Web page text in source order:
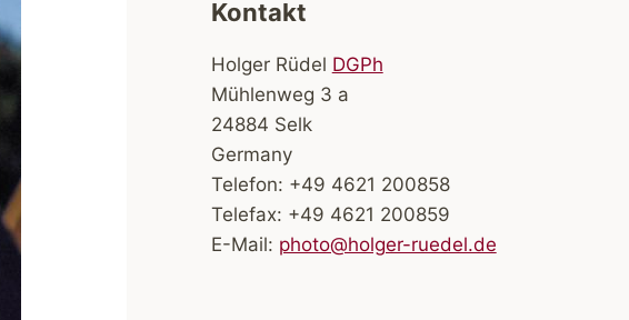
Kontakt
Holger Rüdel DGPh
Mühlenweg 3 a
24884 Selk
Germany
Telefon: +49 4621 200858
Telefax: +49 4621 200859
E-Mail: photo@holger-ruedel.de